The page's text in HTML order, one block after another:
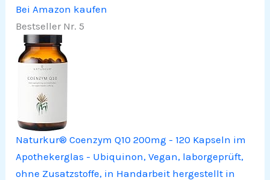
Bei Amazon kaufen
Bestseller Nr. 5
Naturkur® Coenzym Q10 200mg - 120 Kapseln im
Apothekerglas - Ubiquinon, Vegan, laborgeprüft,
ohne Zusatzstoffe, in Handarbeit hergestellt in